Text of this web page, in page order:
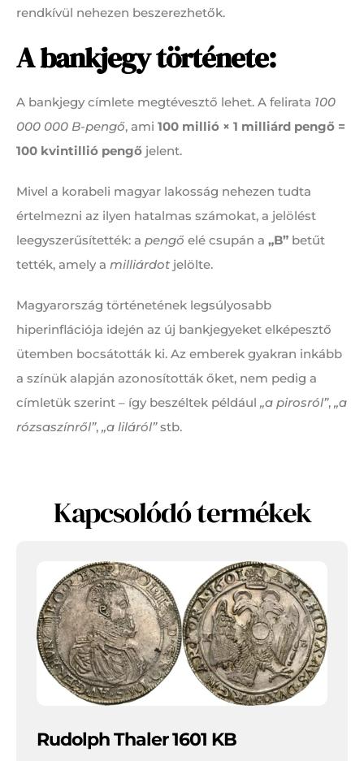
rendkívül nehezen beszerezhetők.
A bankjegy története:
A bankjegy címlete megtévesztő lehet. A felirata 100
000 000 B-pengő, ami 100 millió × 1 milliárd pengő =
100 kvintillió pengő jelent.
Mivel a korabeli magyar lakosság nehezen tudta
értelmezni az ilyen hatalmas számokat, a jelölést
leegyszerűsítették: a pengő elé csupán a „B” betűt
tették, amely a milliárdot jelölte.
Magyarország történetének legsúlyosabb
hiperinflációja idején az új bankjegyeket elképesztő
ütemben bocsátották ki. Az emberek gyakran inkább
a színük alapján azonosították őket, nem pedig a
címletük szerint – így beszéltek például „a pirosról”, „a
rózsaszínről”, „a liláról”stb.
Kapcsolódó termékek
Rudolph Thaler 1601 KB